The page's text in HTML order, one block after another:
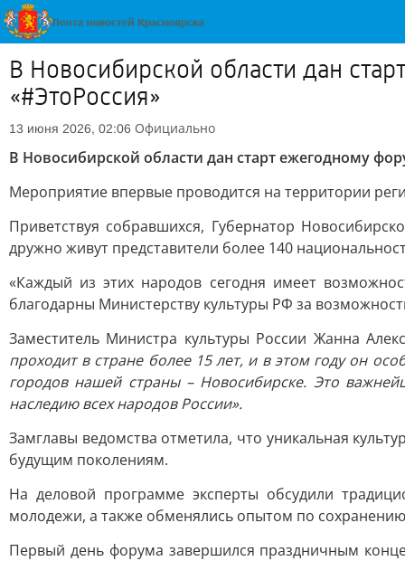
В Новосибирской области дан
«#ЭтоРоссия»
13 июня 2026, 02:06 Официально
В Новосибирской области дан старт ежегодному
Мероприятие впервые проводится на территории
Приветствуя собравшихся, Губернатор
дружно живут представители более 140
«Каждый из этих народов сегодня имеет
благодарны Министерству культуры РФ за
Заместитель Министра культуры России Жанна
проходит в стране более 15 лет, и в этом году он
городов нашей страны – Новосибирске. Это
наследию всех народов России».
Замглавы ведомства отметила, что уникальная
будущим поколениям.
На деловой программе эксперты обсудили
молодежи, а также обменялись опытом по
Первый день форума завершился праздничным